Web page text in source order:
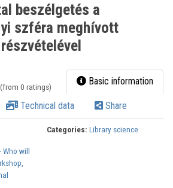
beszélgetés a
szféra meghívott
(from 0 ratings) Basic information
Technical data Share
Categories: Library science
Who will